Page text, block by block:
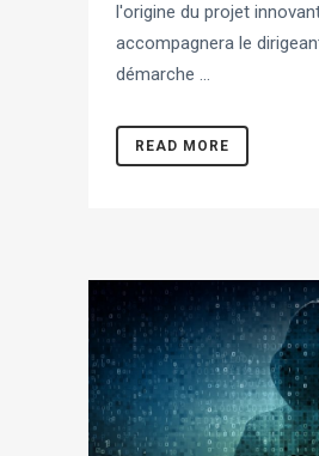
l'origine du projet
accompagnera le
démarche ...
READ MORE